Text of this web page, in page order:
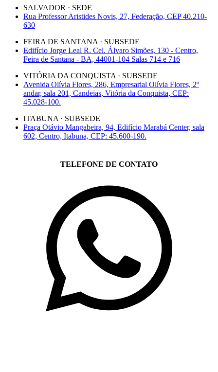
SALVADOR · SEDE
Rua Professor Aristides Novis, 27, Federação, CEP 40.210-
630
FEIRA DE SANTANA · SUBSEDE
Edifício Jorge Leal R. Cel. Álvaro Simões, 130 - Centro,
Feira de Santana - BA, 44001-104 Salas 714 e 716
VITÓRIA DA CONQUISTA · SUBSEDE
Avenida Olívia Flores, 286, Empresarial Olívia Flores, 2º
andar, sala 201, Candeias, Vitória da Conquista, CEP:
45.028-100.
ITABUNA · SUBSEDE
Praça Otávio Mangabeira, 94, Edifício Marabá Center, sala
602, Centro, Itabuna, CEP: 45.600-190.
TELEFONE DE CONTATO